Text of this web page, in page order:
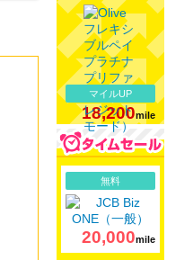
マイルUP
18,200mile
無料
20,000mile